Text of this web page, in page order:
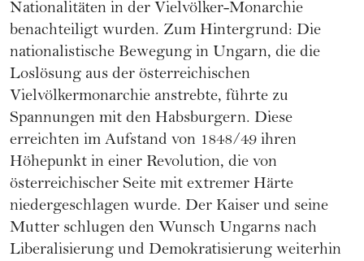
Nationalitäten in der Vielvölker-Monarchie
benachteiligt wurden. Zum Hintergrund: Die
nationalistische Bewegung in Ungarn, die die
Loslösung aus der österreichischen
Vielvölkermonarchie anstrebte, führte zu
Spannungen mit den Habsburgern. Diese
erreichten im Aufstand von 1848/49 ihren
Höhepunkt in einer Revolution, die von
österreichischer Seite mit extremer Härte
niedergeschlagen wurde. Der Kaiser und seine
Mutter schlugen den Wunsch Ungarns nach
Liberalisierung und Demokratisierung weiterhin